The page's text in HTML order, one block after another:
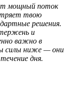
мощный поток
твою
решения.
и
важно в
силы ниже — они
дня.